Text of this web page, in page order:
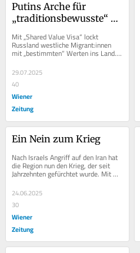
Putins Arche für
„traditionsbewusste“
Mit „Shared Value Visa“ lockt
Russland westliche Migrant:innen
mit „bestimmten“ Werten ins Land.
Einige folgen dem Ruf und finden in
der...
29.07.2025
40
Wiener
Zeitung
Ein Nein zum Krieg
Nach Israels Angriff auf den Iran hat
die Region nun den Krieg, der seit
Jahrzehnten gefürchtet wurde. Mit
dem Eintritt der USA ist sein Ende
nicht...
24.06.2025
30
Wiener
Zeitung